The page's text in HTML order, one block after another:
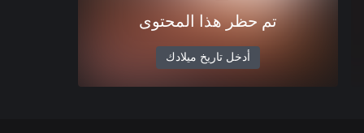
تم حظر هذا المحتوى
أدخل تاريخ ميلادك